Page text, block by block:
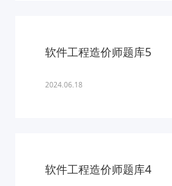
软件工程造价师题库5
2024.06.18
软件工程造价师题库4